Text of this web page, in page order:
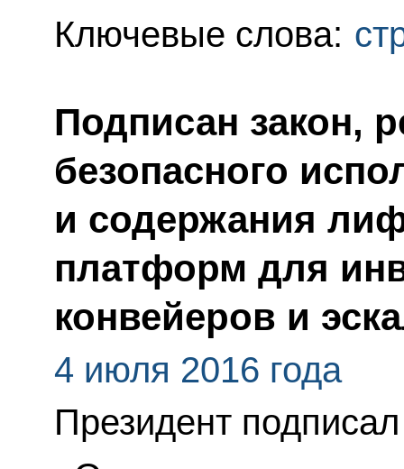
Ключевые слова:
Подписан закон,
безопасного
и содержания
платформ для
конвейеров и
4 июля 2016 года
Президент